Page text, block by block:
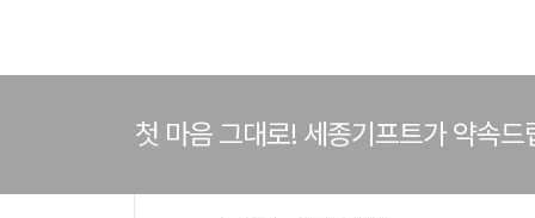
첫 마음 그대로! 세종기프트가 약속드